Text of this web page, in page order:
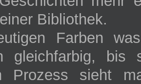
Bibliothek.
Farben
gleichfarbig, bis
Prozess sieht